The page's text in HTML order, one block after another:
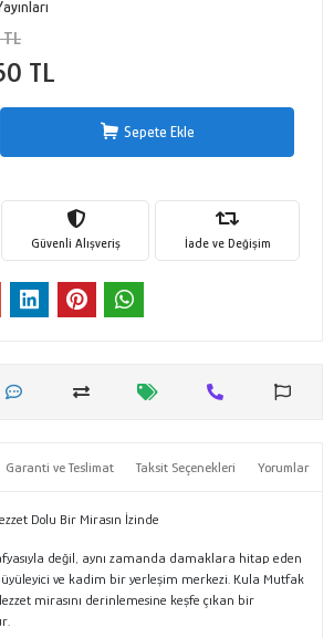
TL
Sepete Ekle
Güvenli Alışveriş İade ve Değişim
Garanti ve Teslimat Taksit Seçenekleri Yorumlar
Dolu Bir Mirasın İzinde
değil, aynı zamanda damaklara hitap eden
ve kadim bir yerleşim merkezi. Kula Mutfak
mirasını derinlemesine keşfe çıkan bir